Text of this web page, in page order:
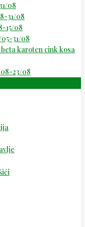
08
31/08
15/08
31/08
karoten cink kosa
23/08